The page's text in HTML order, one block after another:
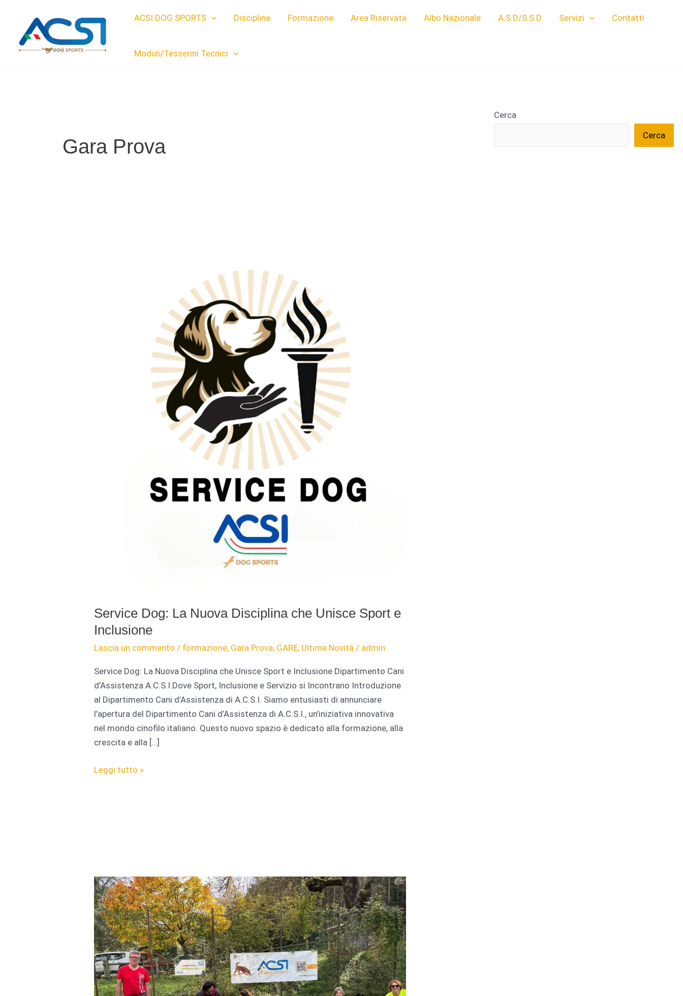
contenuto
ACSI DOG SPORTS Discipline Formazione Area Riservata Albo Nazionale A.S.D/S.S.D Servizi Contatti
Moduli/Tesserini Tecnici
Gara Prova
Service Dog: La Nuova Disciplina che Unisce Sport e
Inclusione
Lascia un commento / formazione, Gara Prova, GARE, Ultime Novità / admin
Service Dog: La Nuova Disciplina che Unisce Sport e Inclusione Dipartimento Cani
d’Assistenza A.C.S.I.Dove Sport, Inclusione e Servizio si Incontrano Introduzione
al Dipartimento Cani d’Assistenza di A.C.S.I. Siamo entusiasti di annunciare
l’apertura del Dipartimento Cani d’Assistenza di A.C.S.I., un’iniziativa innovativa
nel mondo cinofilo italiano. Questo nuovo spazio è dedicato alla formazione, alla
crescita e alla […]
Service
e
Inclusione
Leggi tutto »
Cerca
Cerca